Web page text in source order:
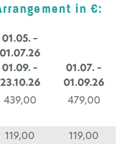
in €:
01.05. –
01.07.26
01.09. –
23.10.26
01.07. –
01.09.26
439,00 479,00
119,00 119,00